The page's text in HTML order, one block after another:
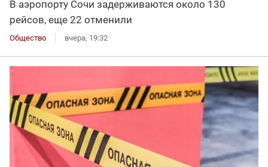
В аэропорту Сочи задерживаются около 130
рейсов, еще 22 отменили
Общество вчера, 19:32